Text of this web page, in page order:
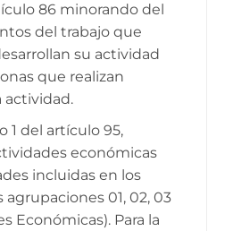
86 minorando del
del trabajo que
su actividad
que realizan
actividad.
1 del artículo 95,
económicas
incluidas en los
agrupaciones 01, 02, 03
Económicas). Para la